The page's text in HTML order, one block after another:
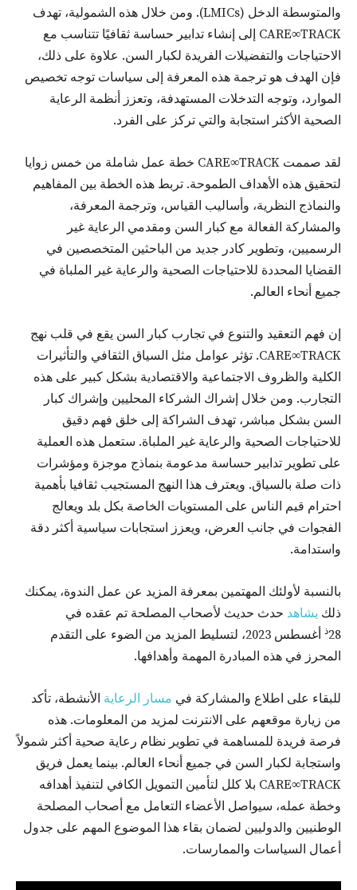
والمتوسطة الدخل (LMICs). ومن خلال هذه الشمولية، تهدف
CARE∞TRACK إلى إنشاء تدابير حساسة ثقافيًا تتناسب مع
الاحتياجات والتفضيلات الفريدة لكبار السن. علاوة على ذلك،
فإن الهدف هو ترجمة هذه المعرفة إلى سياسات توجه تخصيص
الموارد، وتوجه التدخلات المستهدفة، وتعزز أنظمة الرعاية
الصحية الأكثر استجابة والتي تركز على الفرد.
لقد صممت CARE∞TRACK خطة عمل شاملة من خمس زوايا
لتحقيق هذه الأهداف الطموحة. تربط هذه الخطة بين المفاهيم
والنماذج النظرية، وأساليب القياس، وترجمة المعرفة،
والمشاركة الفعالة مع كبار السن ومقدمي الرعاية غير
الرسميين، وتطوير كادر جديد من الباحثين المتخصصين في
القضايا المحددة للاحتياجات الصحية والرعاية غير الملباة في
جميع أنحاء العالم.
إن فهم التعقيد والتنوع في تجارب كبار السن يقع في قلب نهج
CARE∞TRACK. تؤثر عوامل مثل السياق الثقافي والتأثيرات
الكلية والظروف الاجتماعية والاقتصادية بشكل كبير على هذه
التجارب. ومن خلال إشراك الشركاء المحليين وإشراك كبار
السن بشكل مباشر، تهدف الشراكة إلى خلق فهم دقيق
للاحتياجات الصحية والرعاية غير الملباة. ستعمل هذه العملية
على تطوير تدابير حساسة مدعومة بنماذج موجزة ومؤشرات
ذات صلة بالسياق. ويعترف هذا النهج المستجيب ثقافيا بأهمية
احترام قيم الناس على المستويات الخاصة بكل بلد ويعالج
الفجوات في جانب العرض، ويعزز استجابات سياسية أكثر دقة
واستدامة.
بالنسبة لأولئك المهتمين بمعرفة المزيد عن عمل الندوة، يمكنك
ذلك يشاهد حدث حديث لأصحاب المصلحة تم عقده في
28ذ
أغسطس 2023، لتسليط المزيد من الضوء على التقدم
المحرز في هذه المبادرة المهمة وأهدافها.
للبقاء على اطلاع والمشاركة في مسار الرعاية الأنشطة، تأكد
من زيارة موقعهم على الانترنت لمزيد من المعلومات. هذه
فرصة فريدة للمساهمة في تطوير نظام رعاية صحية أكثر شمولاً
واستجابة لكبار السن في جميع أنحاء العالم. بينما يعمل فريق
CARE∞TRACK بلا كلل لتأمين التمويل الكافي لتنفيذ أهدافه
وخطة عمله، سيواصل الأعضاء التعامل مع أصحاب المصلحة
الوطنيين والدوليين لضمان بقاء هذا الموضوع المهم على جدول
أعمال السياسات والممارسات.